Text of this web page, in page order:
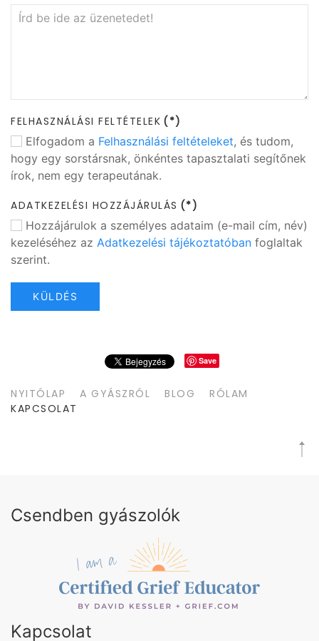
FELHASZNÁLÁSI FELTÉTELEK (*)
Elfogadom a Felhasználási feltételeket, és tudom,
hogy egy sorstársnak, önkéntes tapasztalati segítőnek
írok, nem egy terapeutának.
ADATKEZELÉSI HOZZÁJÁRULÁS (*)
Hozzájárulok a személyes adataim (e-mail cím, név)
kezeléséhez az Adatkezelési tájékoztatóban foglaltak
szerint.
KÜLDÉS
Save
NYITÓLAP A GYÁSZRÓL BLOG
RÓLAM
KAPCSOLAT
Csendben gyászolók
Kapcsolat